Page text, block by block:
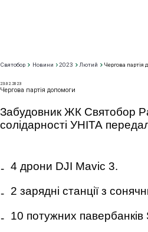
Святобор Новини 2023 Лютий Чергова партія
23.02.2023
Чергова партія допомоги
Забудовник ЖК Святобор
солідарності УНІТА
- 4 дрони DJI Mavic 3.
- 2 зарядні станції з
- 10 потужних